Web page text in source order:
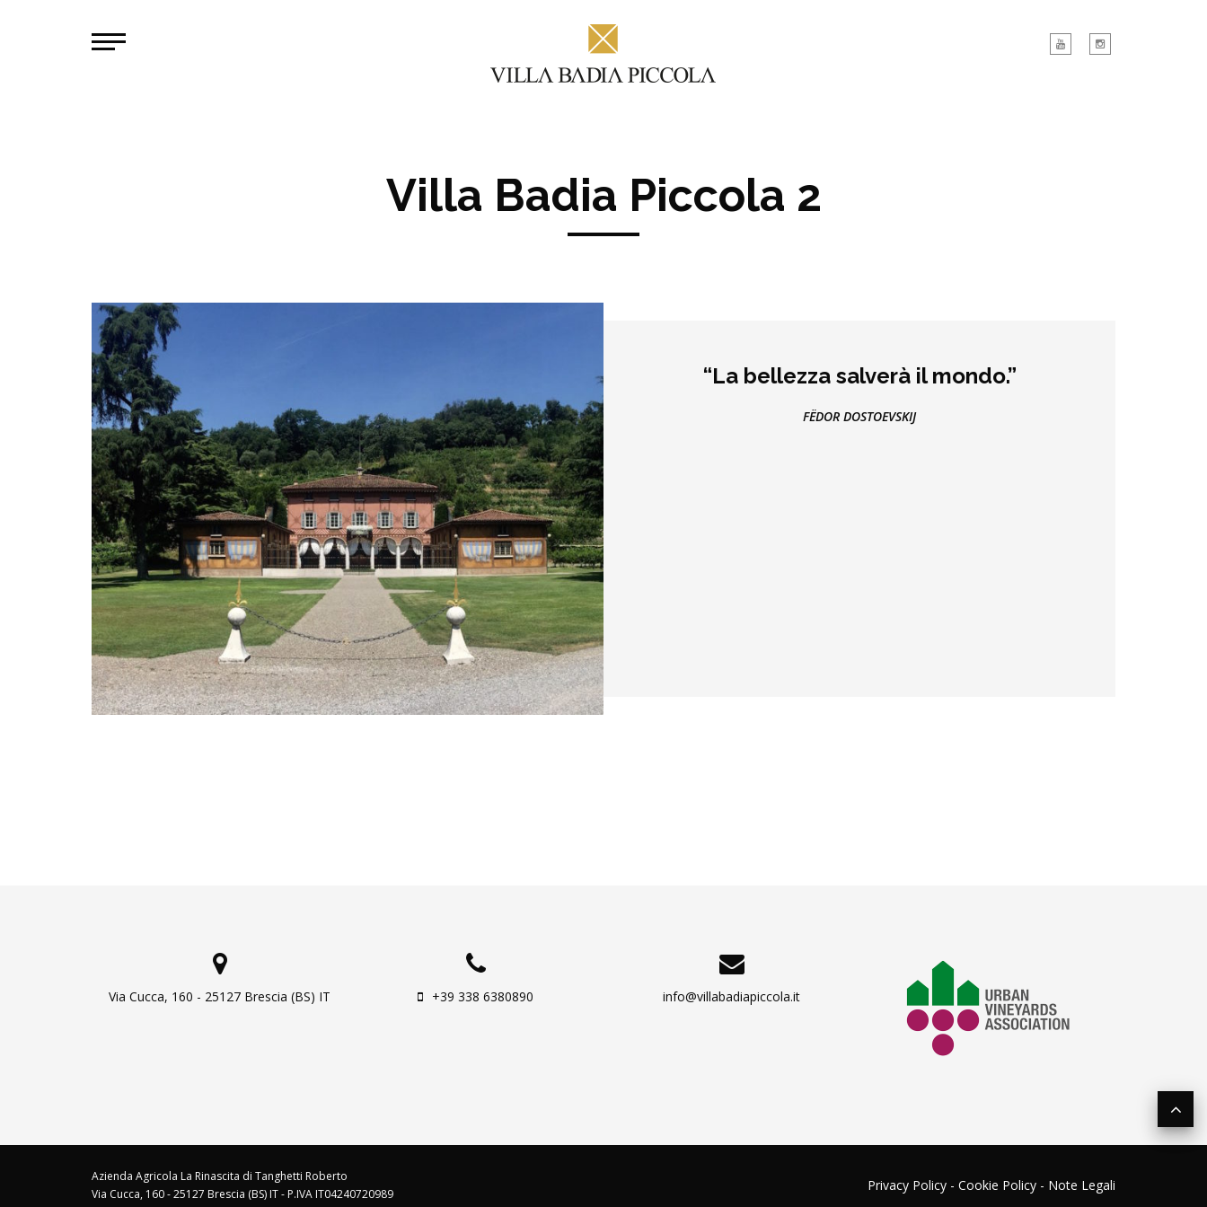
Villa Badia Piccola 2
“La bellezza salverà il mondo.”
FЁDOR DOSTOEVSKIJ
Via Cucca, 160 - 25127 Brescia (BS) IT +39 338 6380890 info@villabadiapiccola.it
Azienda Agricola La Rinascita di Tanghetti Roberto
Via Cucca, 160 - 25127 Brescia (BS) IT - P.IVA IT04240720989
Privacy Policy - Cookie Policy - Note Legali